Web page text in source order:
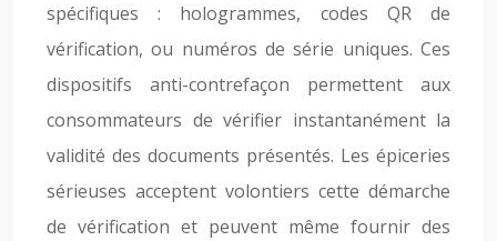
spécifiques : hologrammes, codes QR de
vérification, ou numéros de série uniques. Ces
dispositifs anti-contrefaçon permettent aux
consommateurs de vérifier instantanément la
validité des documents présentés. Les épiceries
sérieuses acceptent volontiers cette démarche
de vérification et peuvent même fournir des